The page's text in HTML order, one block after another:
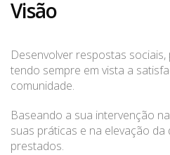
Visão
Desenvolver respostas
tendo sempre em vista a
comunidade.
Baseando a sua intervenção
suas práticas e na elevação
prestados.